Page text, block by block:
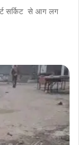
सर्किट से आग लग